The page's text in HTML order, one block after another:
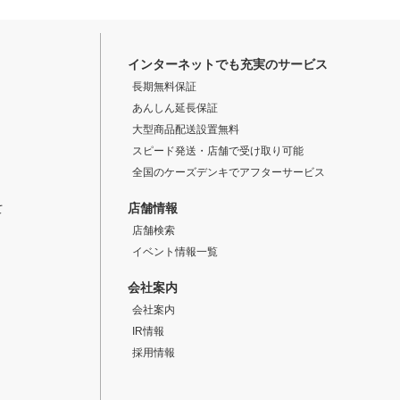
インターネットでも充実のサービス
長期無料保証
あんしん延長保証
大型商品配送設置無料
スピード発送・店舗で受け取り可能
全国のケーズデンキでアフターサービス
店舗情報
店舗検索
イベント情報一覧
会社案内
会社案内
IR情報
採用情報